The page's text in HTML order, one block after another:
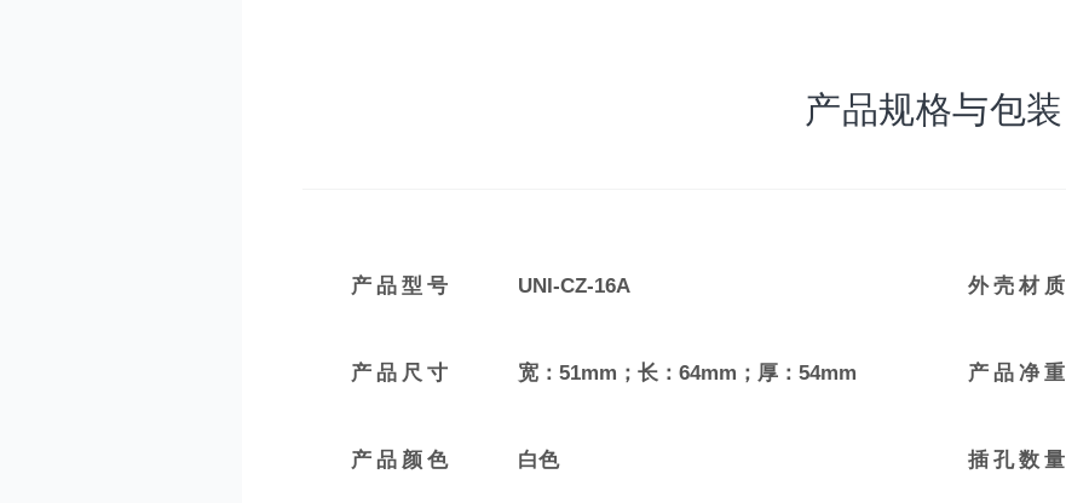
产品规格与包装
产品型号 UNI-CZ-16A 外壳材质
产品尺寸 宽：51mm；长：64mm；厚：54mm 产品净重
产品颜色 白色 插孔数量